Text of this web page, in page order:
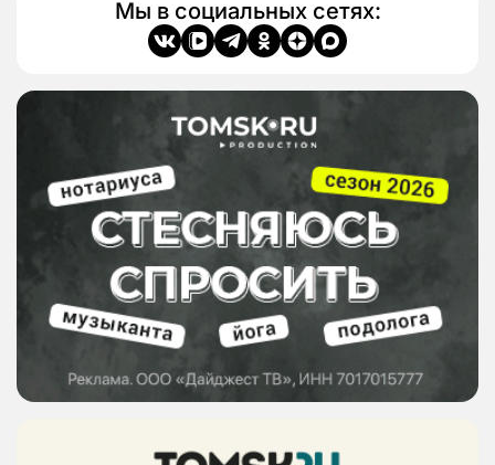
Мы в социальных сетях: